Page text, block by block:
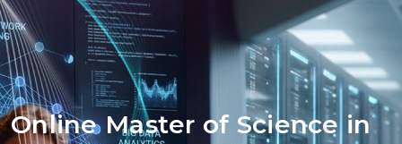
Fil d'Ariane
Online Master of Science in